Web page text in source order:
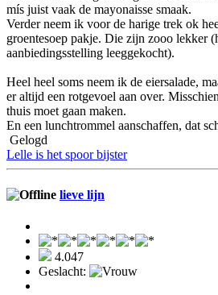
mís juist vaak de mayonaisse smaak.
Verder neem ik voor de harige trek ok
groentesoep pakje. Die zijn zooo lekker
aanbiedingsstelling leeggekocht).
Heel heel soms neem ik de eiersalade,
er altijd een rotgevoel aan over.
thuis moet gaan maken.
En een lunchtrommel aanschaffen, dat
Gelogd
Lelle is het spoor bijster
lieve lijn
4.047
Geslacht: